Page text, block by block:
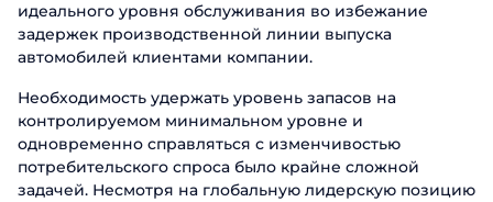
идеального уровня обслуживания во избежание
задержек производственной линии выпуска
автомобилей клиентами компании.
Необходимость удержать уровень запасов на
контролируемом минимальном уровне и
одновременно справляться с изменчивостью
потребительского спроса было крайне сложной
задачей. Несмотря на глобальную лидерскую позицию